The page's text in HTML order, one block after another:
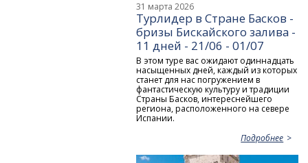
31 марта 2026
Турлидер в Стране Басков -
бризы Бискайского залива -
11 дней - 21/06 - 01/07
В этом туре вас ожидают одиннадцать
насыщенных дней, каждый из которых
станет для нас погружением в
фантастическую культуру и традиции
Страны Басков, интереснейшего
региона, расположенного на севере
Испании.
Подробнее